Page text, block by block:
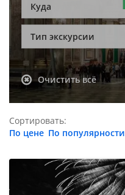
Куда
Тип экскурсии
Очистить всё
Сортировать:
По цене По популярности